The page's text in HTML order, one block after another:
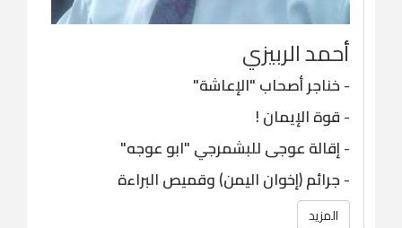
أحمد الربيزي
-خناجر أصحاب "الإعاشة"
-قوة الإيمان !
-إقالة عوجى للبشمرجي "ابو عوجه"
-جرائم (إخوان اليمن) وقميص البراءة
المزيد